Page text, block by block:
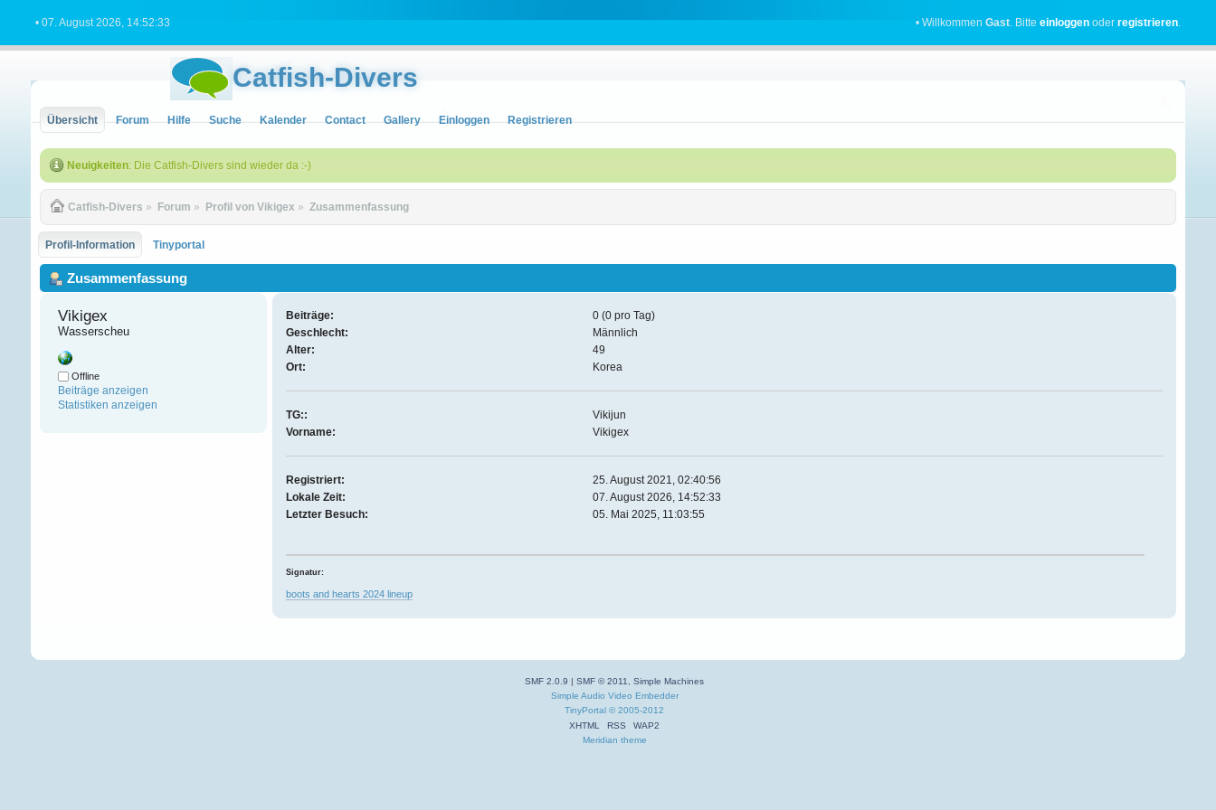
• 07. August 2026, 14:52:33 • WillkommenGast. Bitteeinloggen oderregistrieren.
Catfish-Divers
Übersicht Forum Hilfe Suche Kalender Contact Gallery Einloggen Registrieren
Neuigkeiten: Die Catfish-Divers sind wieder da :-)
Catfish-Divers » Forum » Profil von Vikigex » Zusammenfassung
Profil-Information Tinyportal
Zusammenfassung
Vikigex
Wasserscheu
Offline
Beiträge anzeigen
Statistiken anzeigen
Beiträge:
0 (0 pro Tag)
Geschlecht:
Männlich
Alter:
49
Ort:
Korea
TG::
Vikijun
Vorname:
Vikigex
Registriert:
25. August 2021, 02:40:56
Lokale Zeit:
07. August 2026, 14:52:33
Letzter Besuch:
05. Mai 2025, 11:03:55
Signatur:
boots and hearts 2024 lineup
SMF 2.0.9 |SMF © 2011,Simple Machines
Simple Audio Video Embedder
TinyPortal © 2005-2012
XHTML
RSS
WAP2
Meridian theme